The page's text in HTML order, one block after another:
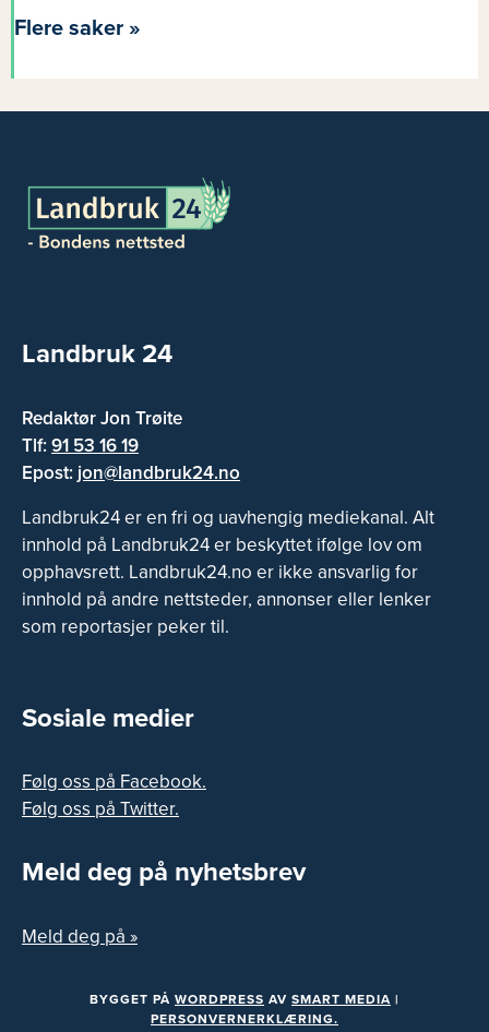
Flere saker »
Landbruk 24
Redaktør Jon Trøite
Tlf:91 53 16 19
Epost: jon@landbruk24.no
Landbruk24 er en fri og uavhengig mediekanal. Alt
innhold på Landbruk24 er beskyttet ifølge lov om
opphavsrett. Landbruk24.no er ikke ansvarlig for
innhold på andre nettsteder, annonser eller lenker
som reportasjer peker til.
Sosiale medier
Følg oss på Facebook.
Følg oss på Twitter.
Meld deg på nyhetsbrev
Meld deg på »
BYGGET PÅ WORDPRESS AV SMART MEDIA |
PERSONVERNERKLÆRING.